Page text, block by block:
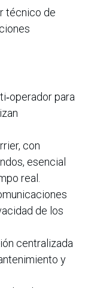
técnico de
para
con
esencial
real.
de los
centralizada
y